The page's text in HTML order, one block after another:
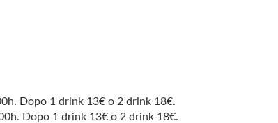
Dopo 1 drink 13€ o 2 drink 18€.
Dopo 1 drink 13€ o 2 drink 18€.